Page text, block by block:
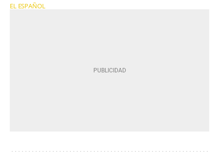
EL ESPAÑOL